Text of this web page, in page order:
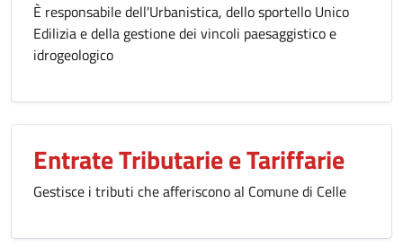
È responsabile dell'Urbanistica, dello sportello Unico
Edilizia e della gestione dei vincoli paesaggistico e
idrogeologico
Entrate Tributarie e Tariffarie
Gestisce i tributi che afferiscono al Comune di Celle